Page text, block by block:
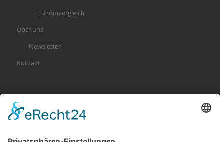
Stromvergleich
Über uns
Newsletter
Kontakt
KATEGORIEN